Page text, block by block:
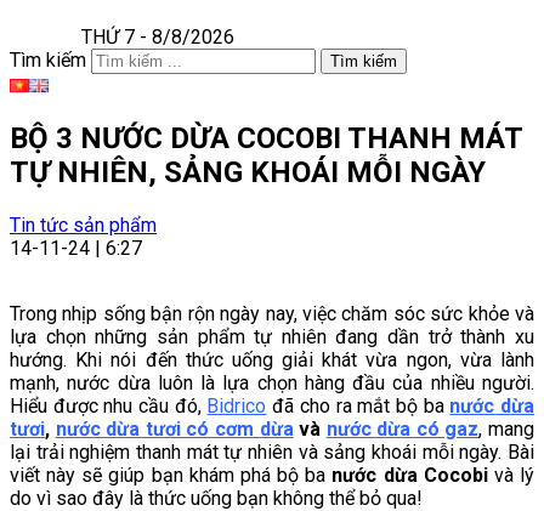
THỨ 7 - 8/8/2026
Tìm kiếm
Tìm kiếm
BỘ 3 NƯỚC DỪA COCOBI THANH MÁT
TỰ NHIÊN, SẢNG KHOÁI MỖI NGÀY
Tin tức sản phẩm
14-11-24 | 6:27
Trong nhịp sống bận rộn ngày nay, việc chăm sóc sức khỏe và
lựa chọn những sản phẩm tự nhiên đang dần trở thành xu
hướng. Khi nói đến thức uống giải khát vừa ngon, vừa lành
mạnh, nước dừa luôn là lựa chọn hàng đầu của nhiều người.
Hiểu được nhu cầu đó, Bidrico đã cho ra mắt bộ ba nước dừa
tươi, nước dừa tươi có cơm dừavà nước dừa có gaz, mang
lại trải nghiệm thanh mát tự nhiên và sảng khoái mỗi ngày. Bài
viết này sẽ giúp bạn khám phá bộ ba nước dừa Cocobivà lý
do vì sao đây là thức uống bạn không thể bỏ qua!